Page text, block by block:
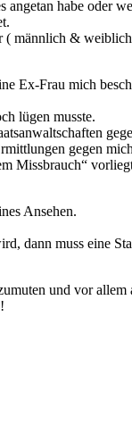
angetan habe oder
männlich &
Ex-Frau mich
lügen musste.
gegen
Missbrauch“
Ansehen.
dann muss eine
und vor allem